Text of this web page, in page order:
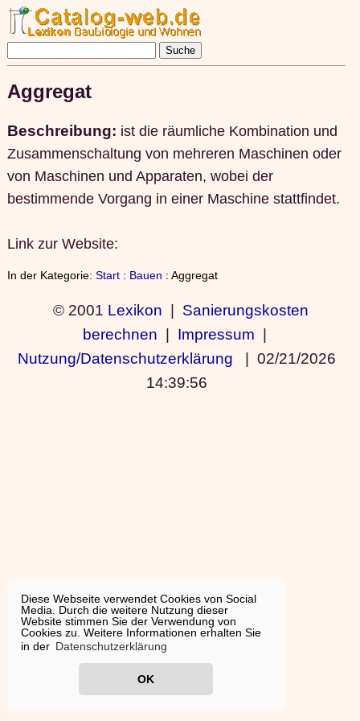
Diese Webseite verwendet Cookies von Social
Media. Durch die weitere Nutzung dieser
Website stimmen Sie der Verwendung von
Cookies zu. Weitere Informationen erhalten Sie
in der Datenschutzerklärung
OK
Aggregat
Beschreibung: ist die räumliche Kombination und
Zusammenschaltung von mehreren Maschinen oder
von Maschinen und Apparaten, wobei der
bestimmende Vorgang in einer Maschine stattfindet.
Link zur Website:
In der Kategorie: Start: Bauen : Aggregat
© 2001 Lexikon | Sanierungskosten
berechnen | Impressum |
Nutzung/Datenschutzerklärung | 02/21/2026
14:39:56